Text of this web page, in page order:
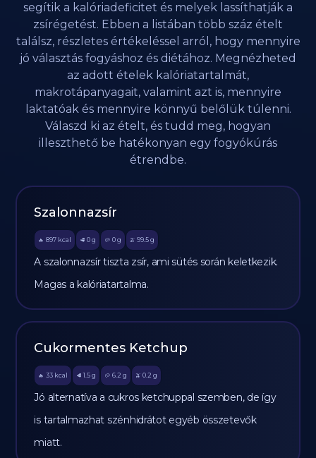
segítik a kalóriadeficitet és melyek lassíthatják a
zsírégetést. Ebben a listában több száz ételt
találsz, részletes értékeléssel arról, hogy mennyire
jó választás fogyáshoz és diétához. Megnézheted
az adott ételek kalóriatartalmát,
makrotápanyagait, valamint azt is, mennyire
laktatóak és mennyire könnyű belőlük túlenni.
Válaszd ki az ételt, és tudd meg, hogyan
illeszthető be hatékonyan egy fogyókúrás
étrendbe.
Szalonnazsír
🔥 897 kcal 🥩 0 g 🥔 0g 🫒 99.5 g
A szalonnazsír tiszta zsír, ami sütés során keletkezik.
Magas a kalóriatartalma.
Cukormentes Ketchup
🔥 33 kcal 🥩 1.5 g 🥔 6.2 g 🫒 0.2 g
Jó alternatíva a cukros ketchuppal szemben, de így
is tartalmazhat szénhidrátot egyéb összetevők
miatt.